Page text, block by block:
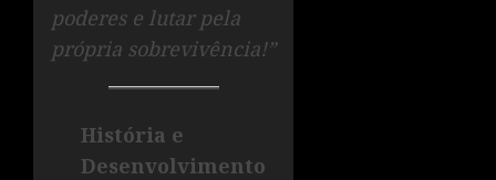
poderes e lutar pela
própria sobrevivência!”
História e
Desenvolvimento